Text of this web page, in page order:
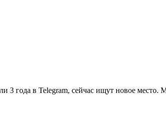
года в Telegram, сейчас ищут новое